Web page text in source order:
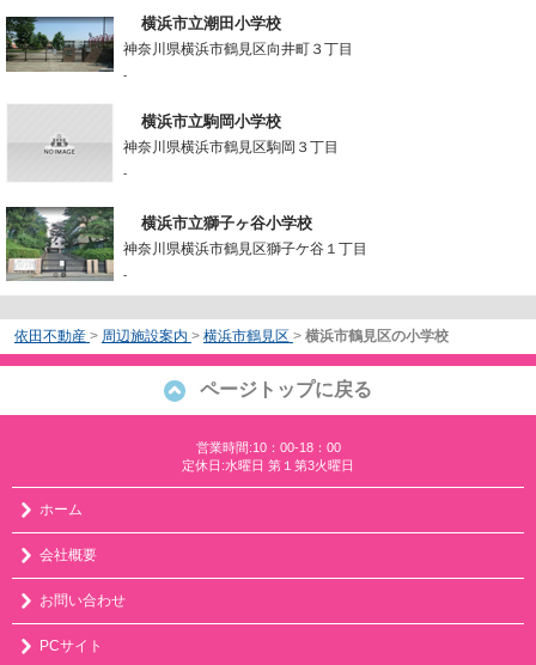
横浜市立潮田小学校
神奈川県横浜市鶴見区向井町３丁目
-
横浜市立駒岡小学校
神奈川県横浜市鶴見区駒岡３丁目
-
横浜市立獅子ヶ谷小学校
神奈川県横浜市鶴見区獅子ケ谷１丁目
-
依田不動産 > 周辺施設案内 > 横浜市鶴見区 > 横浜市鶴見区の小学校
ページトップに戻る
営業時間:10：00-18：00
定休日:水曜日 第１第3火曜日
ホーム
会社概要
お問い合わせ
PCサイト